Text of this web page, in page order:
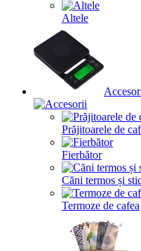
Altele
Prăjitoarele de
Fierbător
Căni termos și
Termoze de cafea